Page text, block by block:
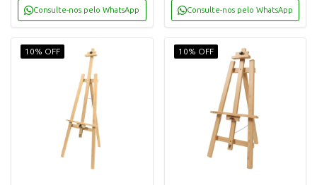
Consulte-nos pelo WhatsApp Consulte-nos pelo WhatsApp
10% OFF 10% OFF